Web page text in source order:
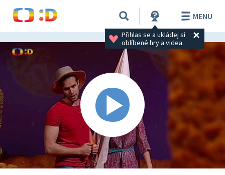
Přihlas se a ukládej si
oblíbené hry a videa.
MENU